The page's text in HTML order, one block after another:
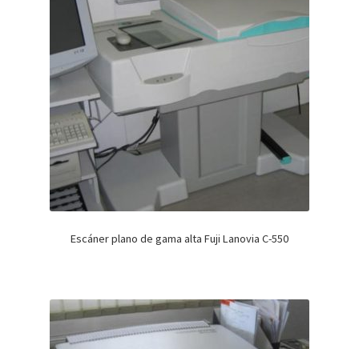
Escáner plano de gama alta Fuji Lanovia C-550